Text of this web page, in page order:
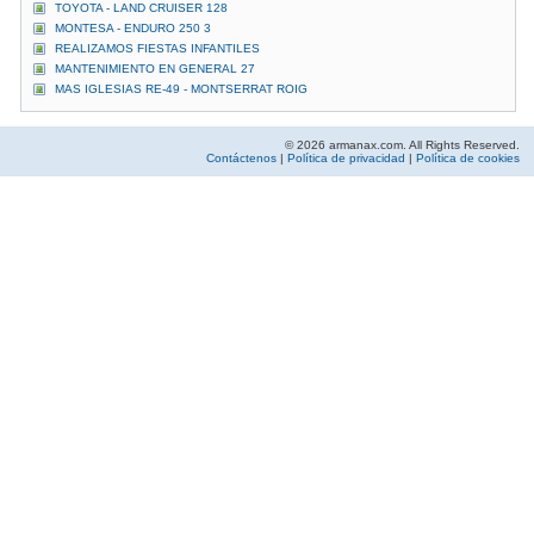
TOYOTA - LAND CRUISER 128
MONTESA - ENDURO 250 3
REALIZAMOS FIESTAS INFANTILES
MANTENIMIENTO EN GENERAL 27
MAS IGLESIAS RE-49 - MONTSERRAT ROIG
© 2026 armanax.com. All Rights Reserved.
Contáctenos | Política de privacidad | Política de cookies